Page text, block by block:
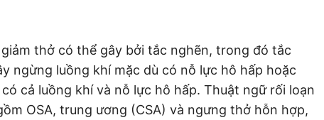
thở có thể gây bởi tắc nghẽn, trong đó tắc
ngừng luồng khí mặc dù có nỗ lực hô hấp hoặc
cả luồng khí và nỗ lực hô hấp. Thuật ngữ rối loạn
OSA, trung ương (CSA) và ngưng thở hỗn hợp,